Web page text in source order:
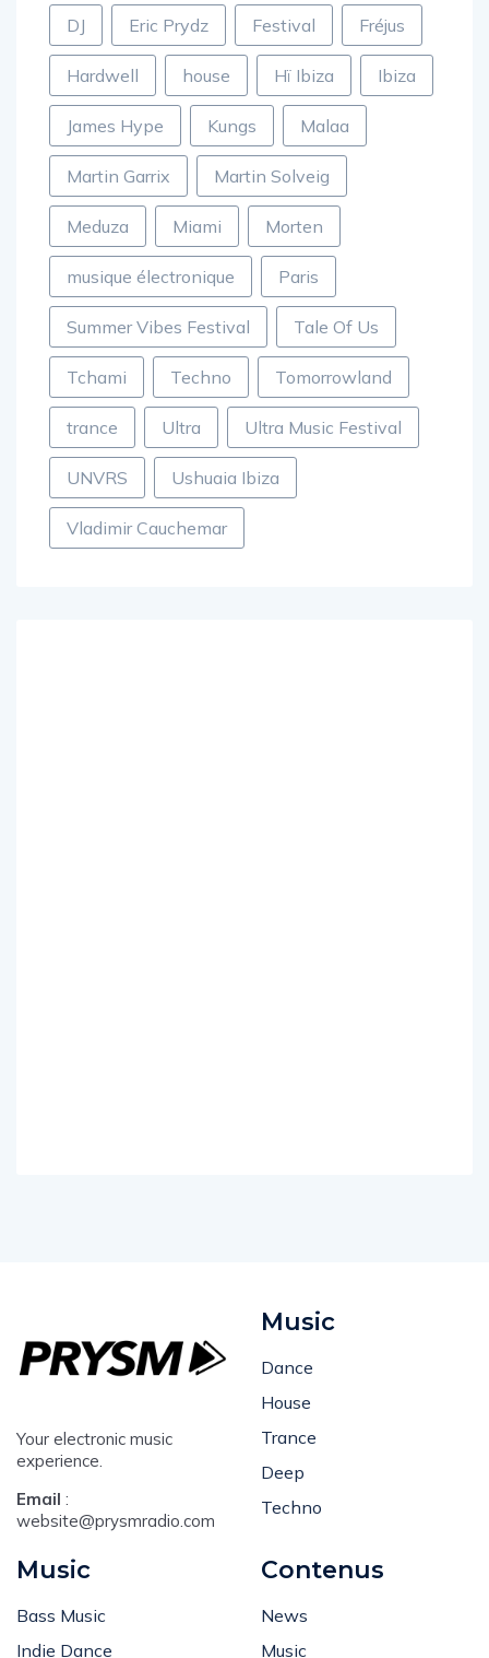
DJ Eric Prydz Festival Fréjus
Hardwell house Hï Ibiza Ibiza
James Hype Kungs Malaa
Martin Garrix Martin Solveig
Meduza Miami Morten
musique électronique Paris
Summer Vibes Festival Tale Of Us
Tchami Techno Tomorrowland
trance Ultra Ultra Music Festival
UNVRS Ushuaia Ibiza
Vladimir Cauchemar
Your electronic music
experience.
Email :
website@prysmradio.com
Music
Dance
House
Trance
Deep
Techno
Music
Bass Music
Indie Dance
Contenus
News
Music